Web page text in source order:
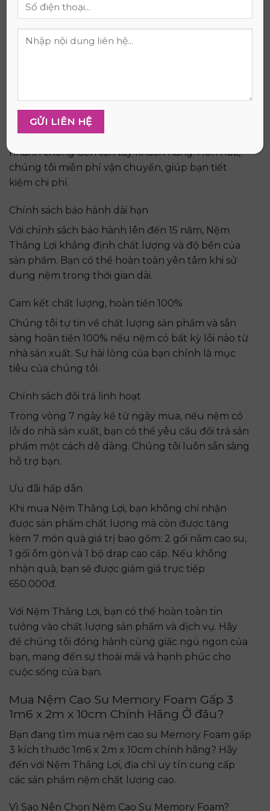
Nhân viên của Nệm Thắng Lợi được đào tạo bài
Giao hàng nhanh chóng, miễn phí
nhanh chóng đến tận tay khách hàng. Hơn nữa,
chúng tôi miễn phí vận chuyển, giúp bạn tiết
kiệm chi phí.
Chính sách bảo hành dài hạn
Với chính sách bảo hành lên đến 15 năm, Nệm
Thắng Lợi khẳng định chất lượng và độ bền của
sản phẩm. Bạn có thể hoàn toàn yên tâm khi sử
dụng nệm trong thời gian dài.
Cam kết chất lượng, hoàn tiền 100%
Chúng tôi tự tin về chất lượng sản phẩm và sẵn
sàng hoàn tiền 100% nếu nệm có bất kỳ lỗi nào từ
nhà sản xuất. Sự hài lòng của bạn chính là mục
tiêu của chúng tôi.
Chính sách đổi trả linh hoạt
Trong vòng 7 ngày kể từ ngày mua, nếu nệm có
lỗi do nhà sản xuất, bạn có thể yêu cầu đổi trả sản
phẩm một cách dễ dàng. Chúng tôi luôn sẵn sàng
hỗ trợ bạn.
Ưu đãi hấp dẫn
Khi mua Nệm Thắng Lợi, bạn không chỉ nhận
được sản phẩm chất lượng mà còn được tặng
kèm 7 món quà giá trị bao gồm: 2 gối nằm cao su,
1 gối ôm gòn và 1 bộ drap cao cấp. Nếu không
nhận quà, bạn sẽ được giảm giá trực tiếp
650.000đ.
Với Nệm Thắng Lợi, bạn có thể hoàn toàn tin
tưởng vào chất lượng sản phẩm và dịch vụ. Hãy
để chúng tôi đồng hành cùng giấc ngủ ngon của
bạn, mang đến sự thoải mái và hạnh phúc cho
cuộc sống của bạn.
Mua Nệm Cao Su Memory Foam Gấp 3
1m6 x 2m x 10cm Chính Hãng Ở đâu?
Bạn đang tìm mua nệm cao su Memory Foam gấp
3 kích thước 1m6 x 2m x 10cm chính hãng? Hãy
đến với Nệm Thắng Lợi, địa chỉ uy tín cung cấp
các sản phẩm nệm chất lượng cao.
Vì Sao Nên Chọn Nệm Cao Su Memory Foam?